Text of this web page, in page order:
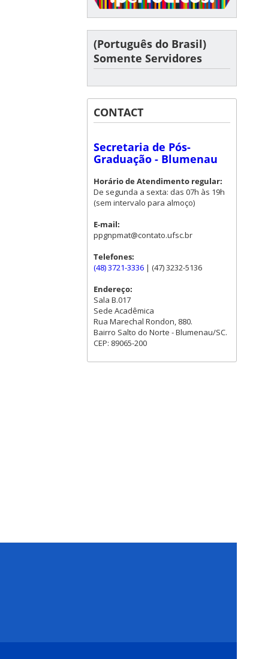
(Português do Brasil)
Somente Servidores
CONTACT
Secretaria de Pós-
Graduação - Blumenau
Horário de Atendimento regular:
De segunda a sexta: das 07h às 19h
(sem intervalo para almoço)
E-mail:
ppgnpmat@contato.ufsc.br
Telefones:
(48) 3721-3336 | (47) 3232-5136
Endereço:
Sala B.017
Sede Acadêmica
Rua Marechal Rondon, 880.
Bairro Salto do Norte - Blumenau/SC.
CEP: 89065-200